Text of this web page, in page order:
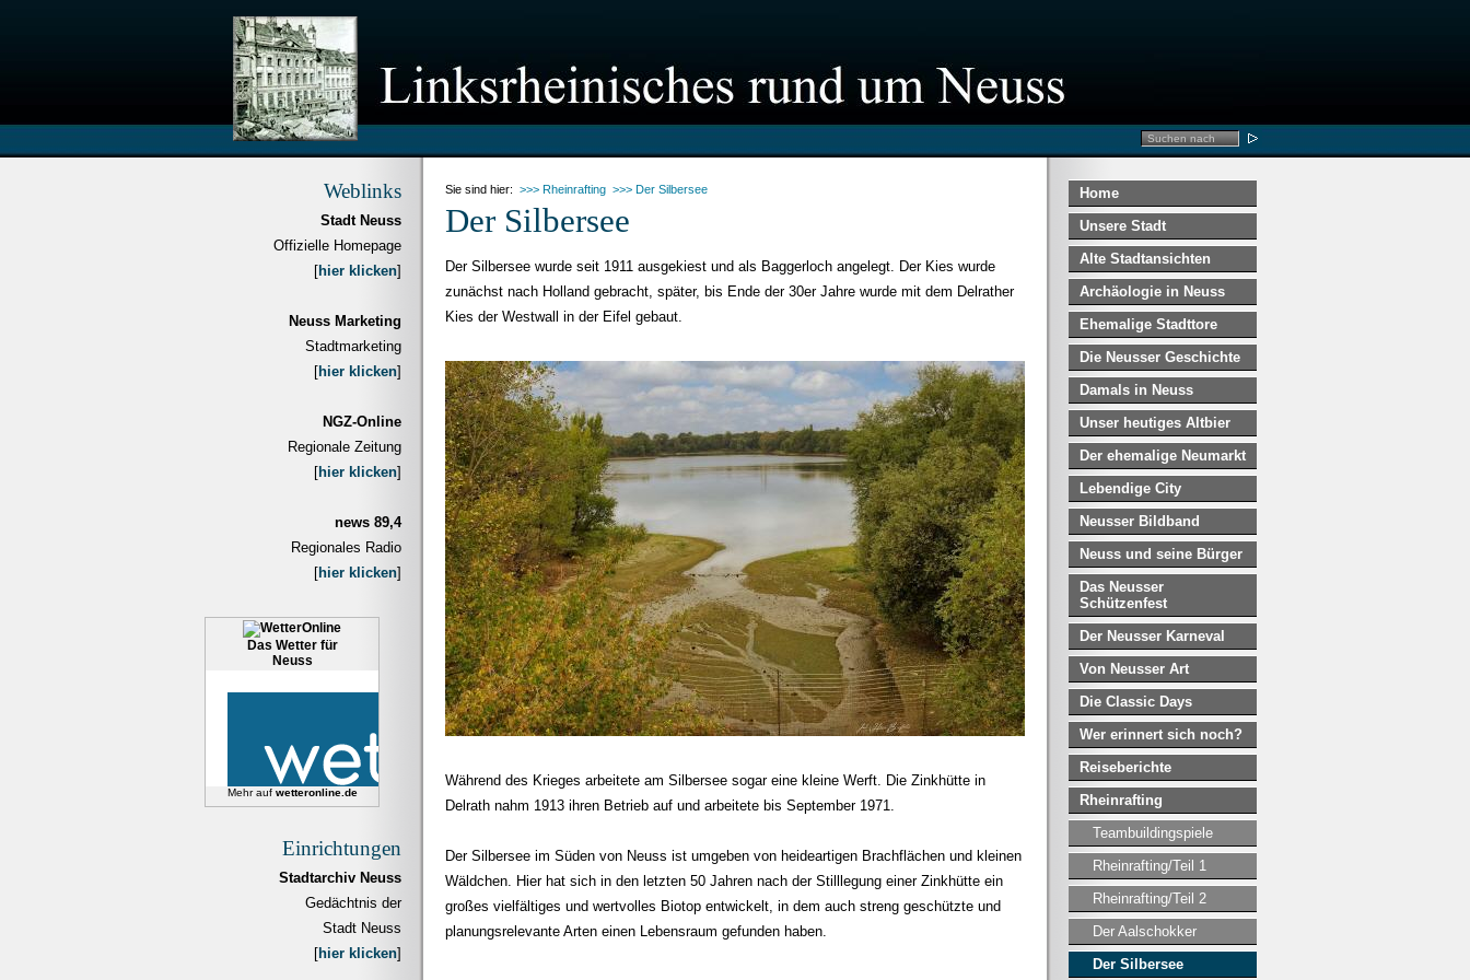
Weblinks
Stadt Neuss
Offizielle Homepage
[hier klicken]
Neuss Marketing
Stadtmarketing
[hier klicken]
NGZ-Online
Regionale Zeitung
[hier klicken]
news 89,4
Regionales Radio
[hier klicken]
Das Wetter für
Neuss
Mehr auf wetteronline.de
Einrichtungen
Stadtarchiv Neuss
Gedächtnis der
Stadt Neuss
[hier klicken]
Sie sind hier: >>> Rheinrafting >>> Der Silbersee
Der Silbersee
Der Silbersee wurde seit 1911 ausgekiest und als Baggerloch angelegt. Der Kies wurde
zunächst nach Holland gebracht, später, bis Ende der 30er Jahre wurde mit dem Delrather
Kies der Westwall in der Eifel gebaut.
Während des Krieges arbeitete am Silbersee sogar eine kleine Werft. Die Zinkhütte in
Delrath nahm 1913 ihren Betrieb auf und arbeitete bis September 1971.
Der Silbersee im Süden von Neuss ist umgeben von heideartigen Brachflächen und kleinen
Wäldchen. Hier hat sich in den letzten 50 Jahren nach der Stilllegung einer Zinkhütte ein
großes vielfältiges und wertvolles Biotop entwickelt, in dem auch streng geschützte und
planungsrelevante Arten einen Lebensraum gefunden haben.
Home
Unsere Stadt
Alte Stadtansichten
Archäologie in Neuss
Ehemalige Stadttore
Die Neusser Geschichte
Damals in Neuss
Unser heutiges Altbier
Der ehemalige Neumarkt
Lebendige City
Neusser Bildband
Neuss und seine Bürger
Das Neusser
Schützenfest
Der Neusser Karneval
Von Neusser Art
Die Classic Days
Wer erinnert sich noch?
Reiseberichte
Rheinrafting
Teambuildingspiele
Rheinrafting/Teil 1
Rheinrafting/Teil 2
Der Aalschokker
Der Silbersee